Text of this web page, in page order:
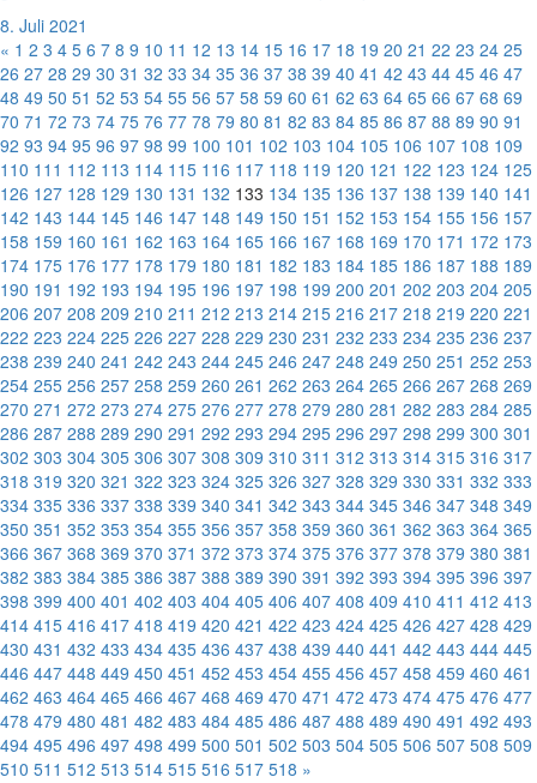
8. Juli 2021
« 1 2 3 4 5 6 7 8 9 10 11 12 13 14 15 16 17 18 19 20 21 22 23 24 25
26 27 28 29 30 31 32 33 34 35 36 37 38 39 40 41 42 43 44 45 46 47
48 49 50 51 52 53 54 55 56 57 58 59 60 61 62 63 64 65 66 67 68 69
70 71 72 73 74 75 76 77 78 79 80 81 82 83 84 85 86 87 88 89 90 91
92 93 94 95 96 97 98 99 100 101 102 103 104 105 106 107 108 109
110 111 112 113 114 115 116 117 118 119 120 121 122 123 124 125
126 127 128 129 130 131 132 133 134 135 136 137 138 139 140 141
142 143 144 145 146 147 148 149 150 151 152 153 154 155 156 157
158 159 160 161 162 163 164 165 166 167 168 169 170 171 172 173
174 175 176 177 178 179 180 181 182 183 184 185 186 187 188 189
190 191 192 193 194 195 196 197 198 199 200 201 202 203 204 205
206 207 208 209 210 211 212 213 214 215 216 217 218 219 220 221
222 223 224 225 226 227 228 229 230 231 232 233 234 235 236 237
238 239 240 241 242 243 244 245 246 247 248 249 250 251 252 253
254 255 256 257 258 259 260 261 262 263 264 265 266 267 268 269
270 271 272 273 274 275 276 277 278 279 280 281 282 283 284 285
286 287 288 289 290 291 292 293 294 295 296 297 298 299 300 301
302 303 304 305 306 307 308 309 310 311 312 313 314 315 316 317
318 319 320 321 322 323 324 325 326 327 328 329 330 331 332 333
334 335 336 337 338 339 340 341 342 343 344 345 346 347 348 349
350 351 352 353 354 355 356 357 358 359 360 361 362 363 364 365
366 367 368 369 370 371 372 373 374 375 376 377 378 379 380 381
382 383 384 385 386 387 388 389 390 391 392 393 394 395 396 397
398 399 400 401 402 403 404 405 406 407 408 409 410 411 412 413
414 415 416 417 418 419 420 421 422 423 424 425 426 427 428 429
430 431 432 433 434 435 436 437 438 439 440 441 442 443 444 445
446 447 448 449 450 451 452 453 454 455 456 457 458 459 460 461
462 463 464 465 466 467 468 469 470 471 472 473 474 475 476 477
478 479 480 481 482 483 484 485 486 487 488 489 490 491 492 493
494 495 496 497 498 499 500 501 502 503 504 505 506 507 508 509
510 511 512 513 514 515 516 517 518 »